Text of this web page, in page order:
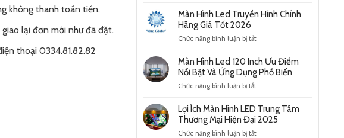
không thanh toán tiền.
lại đơn mới như đã đặt.
thoại 0334.81.82.82
Tiệc
Ấn
Tượng
Hình
Nghị
Hướng
Trình
Hiện
Năm
2025
Màn Hình Led Truyền Hình Chính
Hãng Giá Tốt 2026
Chức năng bình luận bị tắtở
Hình
Led
Truyền
Hình
Hãng
Giá
Màn Hình Led 120 Inch Ưu Điểm
Nổi Bật Và Ứng Dụng Phổ Biến
Chức năng bình luận bị tắtở
Hình
Led
120
Inch
Lợi Ích Màn Hình LED Trung Tâm
Thương Mại Hiện Đại 2025
Chức năng bình luận bị tắtở